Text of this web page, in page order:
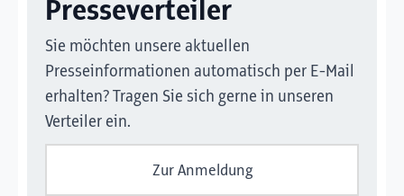
Presseverteiler
Sie möchten unsere aktuellen
Presseinformationen automatisch per E-Mail
erhalten? Tragen Sie sich gerne in unseren
Verteiler ein.
Zur Anmeldung